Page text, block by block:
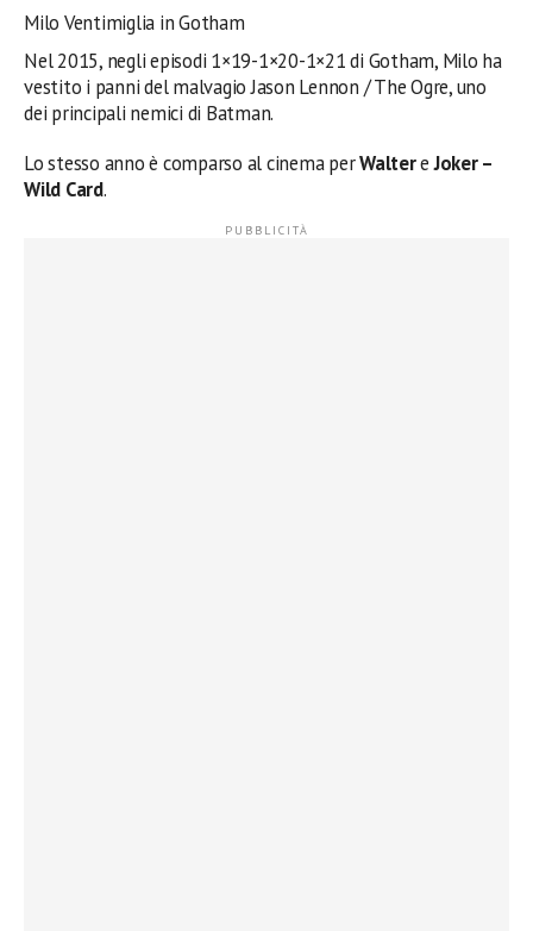
Milo Ventimiglia in Gotham
Nel 2015, negli episodi 1×19-1×20-1×21 di Gotham, Milo ha
vestito i panni del malvagio Jason Lennon / The Ogre, uno
dei principali nemici di Batman.
Lo stesso anno è comparso al cinema perWaltereJoker –
Wild Card.